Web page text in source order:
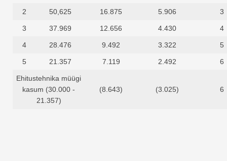
2 50,625 16.875 5.906 3
3 37.969 12.656 4.430 4
4 28.476 9.492 3.322 5
5 21.357 7.119 2.492 6
Ehitustehnika müügi
kasum (30.000 -
21.357)
(8.643) (3.025) 6